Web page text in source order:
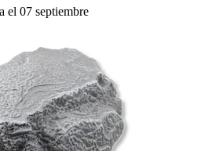
el 07 septiembre